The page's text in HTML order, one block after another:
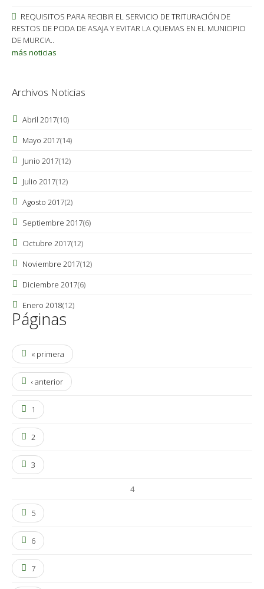
REQUISITOS PARA RECIBIR EL SERVICIO DE TRITURACIÓN DE
RESTOS DE PODA DE ASAJA Y EVITAR LA QUEMAS EN EL MUNICIPIO
DE MURCIA..
más noticias
Archivos Noticias
Abril 2017(10)
Mayo 2017(14)
Junio 2017(12)
Julio 2017(12)
Agosto 2017(2)
Septiembre 2017(6)
Octubre 2017(12)
Noviembre 2017(12)
Diciembre 2017(6)
Enero 2018(12)
Páginas
« primera
‹ anterior
1
2
3
4
5
6
7